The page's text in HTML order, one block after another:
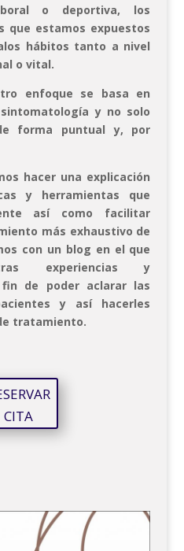
o deportiva, los
que estamos expuestos
hábitos tanto a nivel
o vital.
enfoque se basa en
y no solo
forma puntual y, por
hacer una explicación
y herramientas que
así como facilitar
más exhaustivo de
con un blog en el que
experiencias y
de poder aclarar las
y así hacerles
tratamiento.
CITA